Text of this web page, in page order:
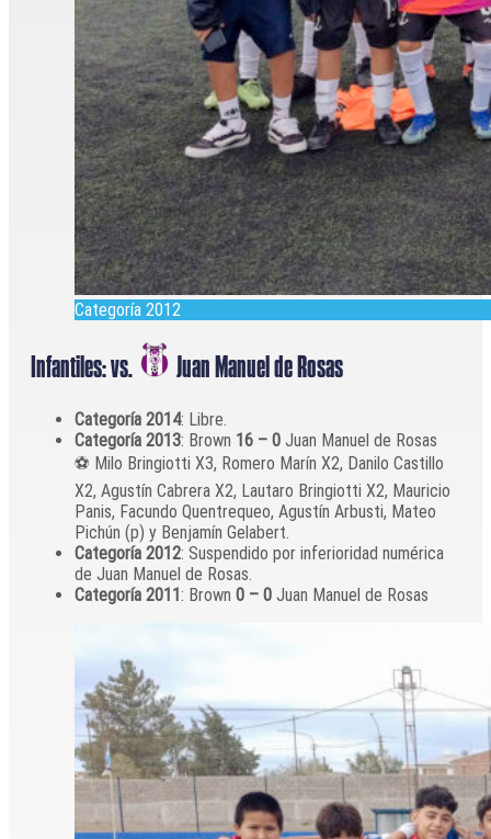
Categoría 2012
Infantiles: vs. Juan Manuel de Rosas
Categoría 2014: Libre.
Categoría 2013: Brown 16 – 0 Juan Manuel de Rosas
⚽️ Milo Bringiotti X3, Romero Marín X2, Danilo Castillo
X2, Agustín Cabrera X2, Lautaro Bringiotti X2, Mauricio
Panis, Facundo Quentrequeo, Agustín Arbusti, Mateo
Pichún (p) y Benjamín Gelabert.
Categoría 2012: Suspendido por inferioridad numérica
de Juan Manuel de Rosas.
Categoría 2011: Brown 0 – 0 Juan Manuel de Rosas